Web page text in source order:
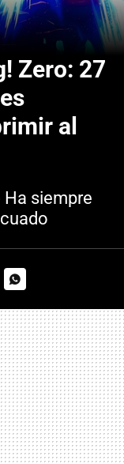
Zero: 27
al
Ha siempre